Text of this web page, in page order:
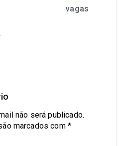
vagas
não será publicado.
marcados com *